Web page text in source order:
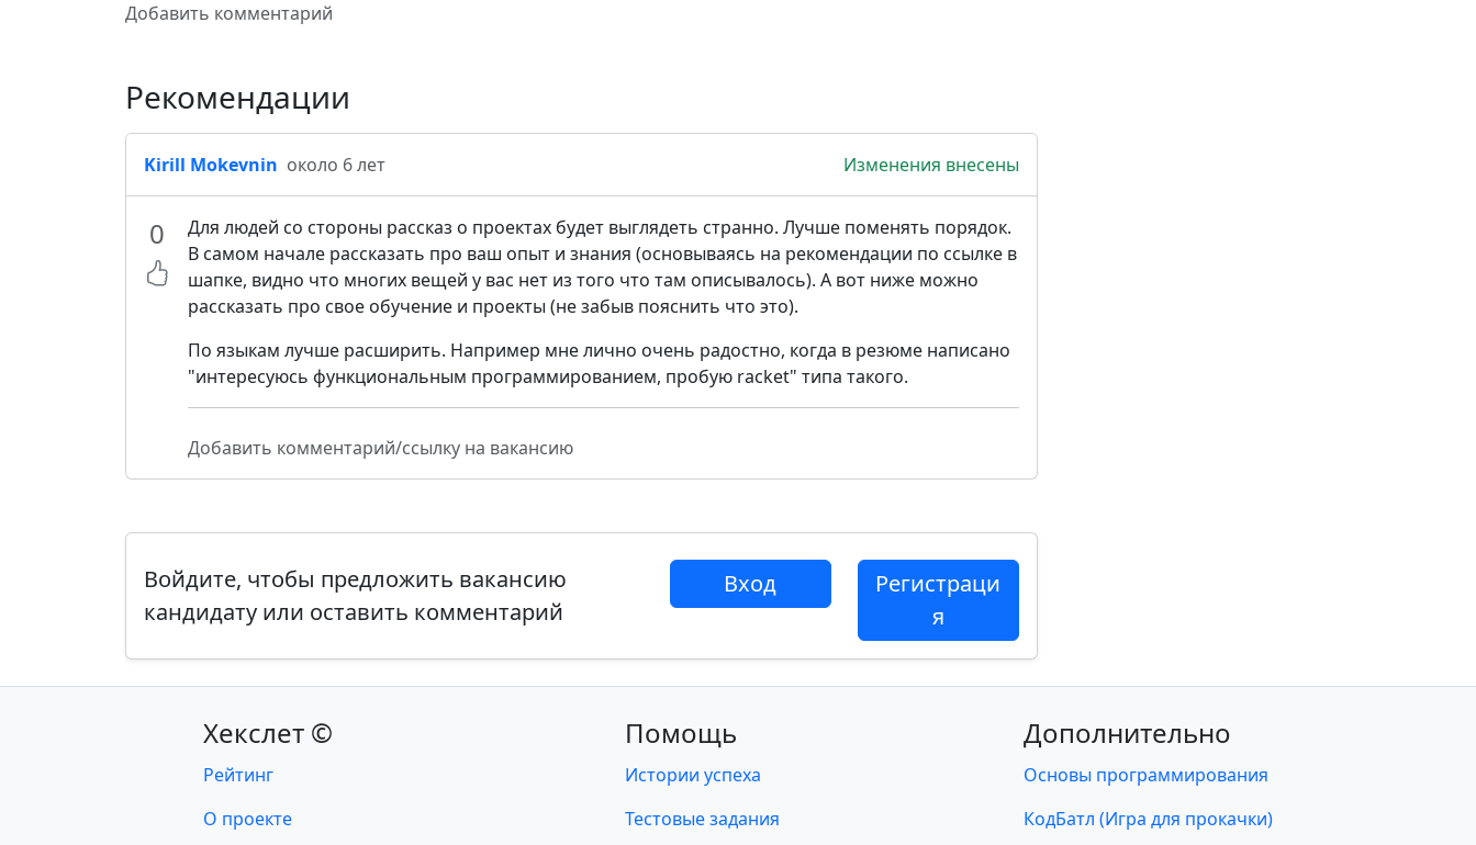
Добавить комментарий
Рекомендации
Kirill Mokevnin около 6 лет Изменения внесены
0
Для людей со стороны рассказ о проектах будет выглядеть странно. Лучше поменять порядок.
В самом начале рассказать про ваш опыт и знания (основываясь на рекомендации по ссылке в
шапке, видно что многих вещей у вас нет из того что там описывалось). А вот ниже можно
рассказать про свое обучение и проекты (не забыв пояснить что это).
По языкам лучше расширить. Например мне лично очень радостно, когда в резюме написано
"интересуюсь функциональным программированием, пробую racket" типа такого.
Добавить комментарий/ссылку на вакансию
Войдите, чтобы предложить вакансию
кандидату или оставить комментарий
Вход
Регистраци
я
Хекслет ©
Рейтинг
О проекте
Помощь
Истории успеха
Тестовые задания
Дополнительно
Основы программирования
КодБатл (Игра для прокачки)